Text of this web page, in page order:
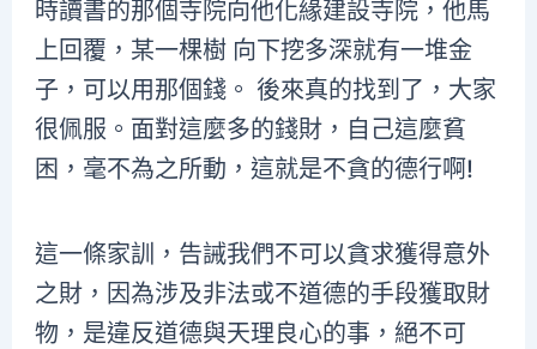
時讀書的那個寺院向他化緣建設寺院，他馬
上回覆，某一棵樹 向下挖多深就有一堆金
子，可以用那個錢。 後來真的找到了，大家
很佩服。面對這麼多的錢財，自己這麼貧
困，毫不為之所動，這就是不貪的德行啊!
這一條家訓，告誡我們不可以貪求獲得意外
之財，因為涉及非法或不道德的手段獲取財
物，是違反道德與天理良心的事，絕不可